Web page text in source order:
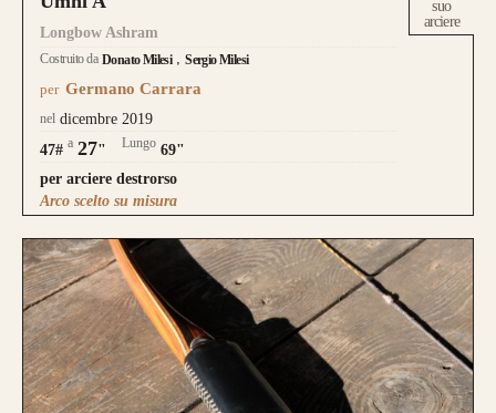
Longbow Ashram
Costruito da Donato Milesi Sergio Milesi
per Germano Carrara
nel dicembre 2019
47# a 27" Lungo 69"
per arciere destrorso
suo
arciere
Arco scelto su misura